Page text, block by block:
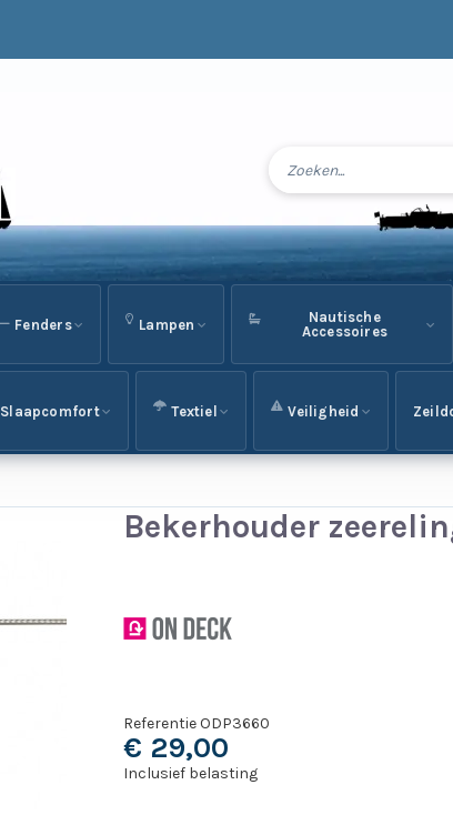
Fenders Lampen
Nautische
Accessoires
Slaapcomfort Textiel Veiligheid
Bekerhouder
Referentie ODP3660
€ 29,00
Inclusief belasting